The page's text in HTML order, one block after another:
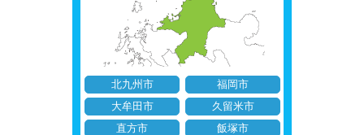
北九州市
福岡市
大牟田市
久留米市
直方市
飯塚市